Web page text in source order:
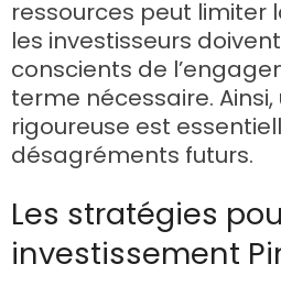
ressources peut limiter
les investisseurs
conscients de
terme nécessaire.
rigoureuse est
désagréments futurs.
Les stratégies
investissement